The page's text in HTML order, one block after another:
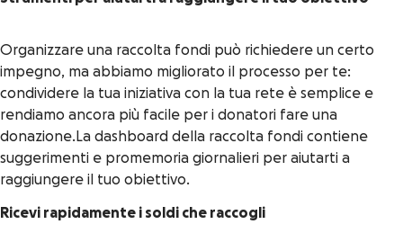
Organizzare una raccolta fondi può richiedere un certo
impegno, ma abbiamo migliorato il processo per te:
condividere la tua iniziativa con la tua rete è semplice e
rendiamo ancora più facile per i donatori fare una
donazione.La dashboard della raccolta fondi contiene
suggerimenti e promemoria giornalieri per aiutarti a
raggiungere il tuo obiettivo.
Ricevi rapidamente i soldi che raccogli